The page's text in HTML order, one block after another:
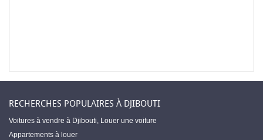
RECHERCHES POPULAIRES À DJIBOUTI
Voitures à vendre à Djibouti, Louer une voiture
Appartements à louer